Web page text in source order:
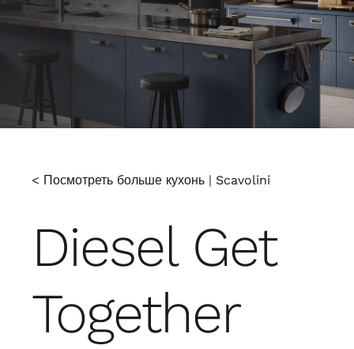
< Посмотреть больше кухонь| Scavolini
Diesel Get
Together